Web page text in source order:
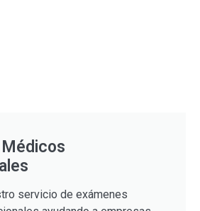
servicio de exámenes